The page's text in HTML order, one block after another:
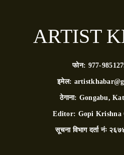
ARTIST
फोन: 977-
इमेल:
ठेगाना: Gongabu,
Editor: Gopi Krishna
सूचना विभाग दर्ता नंः